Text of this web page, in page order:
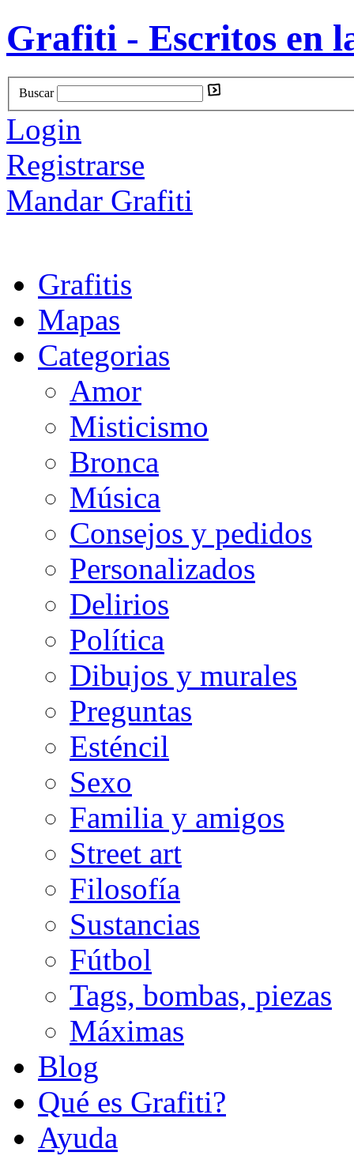
Grafiti - Escritos en
Buscar
Login
Registrarse
Mandar Grafiti
Grafitis
Mapas
Categorias
Amor
Misticismo
Bronca
Música
Consejos y pedidos
Personalizados
Delirios
Política
Dibujos y murales
Preguntas
Esténcil
Sexo
Familia y amigos
Street art
Filosofía
Sustancias
Fútbol
Tags, bombas, piezas
Máximas
Blog
Qué es Grafiti?
Ayuda